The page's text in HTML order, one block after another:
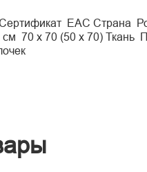
ЕАС Страна
70 х 70 (50 х 70)